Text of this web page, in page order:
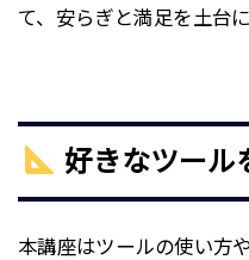
て、安らぎと満足を土台
好きなツール
本講座はツールの使い方